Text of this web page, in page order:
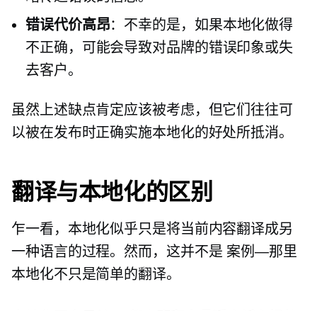
错误代价高昂：不幸的是，如果本地化做得
不正确，可能会导致对品牌的错误印象或失
去客户。
虽然上述缺点肯定应该被考虑，但它们往往可
以被在发布时正确实施本地化的好处所抵消。
翻译与本地化的区别
乍一看，本地化似乎只是将当前内容翻译成另
一种语言的过程。然而，这并不是 案例—那里
本地化不只是简单的翻译。